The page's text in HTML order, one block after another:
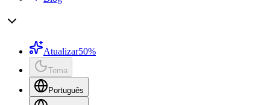
Atualizar50%
Tema
Português